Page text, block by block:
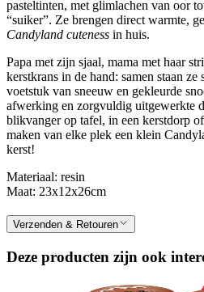
pasteltinten, met glimlachen van oor
“suiker”. Ze brengen direct warmte,
Candyland cuteness in huis.
Papa met zijn sjaal, mama met haar
kerstkrans in de hand: samen staan
voetstuk van sneeuw en gekleurde
afwerking en zorgvuldig uitgewerkte
blikvanger op tafel, in een kerstdorp
maken van elke plek een klein
kerst!
Materiaal: resin
Maat: 23x12x26cm
Verzenden & Retouren
Deze producten zijn ook